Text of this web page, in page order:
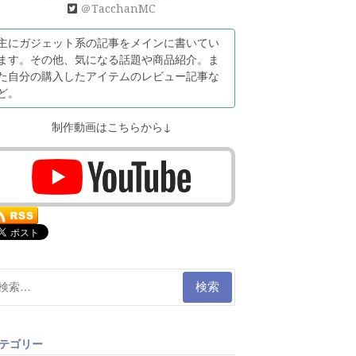
＠TacchanMC
にガジェット系の記事をメインに書いてい
ます。その他、気になる話題や商品紹介。ま
自分の購入したアイテムのレビュー記事な
。
制作動画はこちらから↓
ゴリー